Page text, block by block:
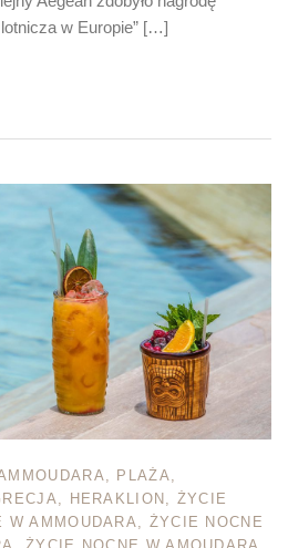
w Europie” […]
PLAŻA
HERAKLION
ŻYCIE
W AMMOUDARA
ŻYCIE NOCNE